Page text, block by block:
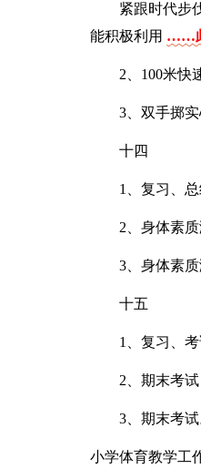
紧跟时代步
能积极利用 ……
2、100米快
3、双手掷
十四
1、复习、
2、身体素
3、身体素
十五
1、复习、
2、期末考试
3、期末考试
小学体育教学工